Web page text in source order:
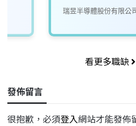
瑞昱半導體股份有限公
看更多職缺
發佈留言
很抱歉，必須登入網站才能發佈